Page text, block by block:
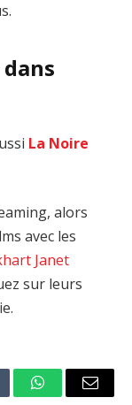
La Noire
alors
avec les
Janet
sur leurs
WhatsAppEmail